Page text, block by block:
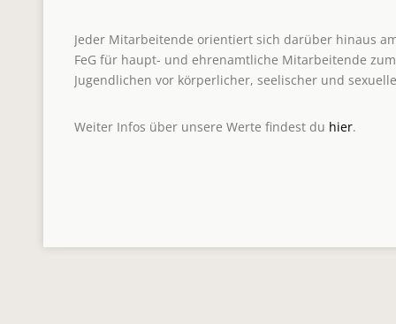
Jeder Mitarbeitende orientiert sich darüber hinaus
FeG für haupt- und ehrenamtliche Mitarbeitende
Jugendlichen vor körperlicher, seelischer und
Weiter Infos über unsere Werte findest du hier.